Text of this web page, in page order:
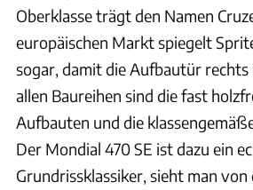
Oberklasse trägt den Namen
europäischen Markt spiegelt
sogar, damit die Aufbautür rechts
allen Baureihen sind die fast
Aufbauten und die
Der Mondial 470 SE ist dazu ein
Grundrissklassiker, sieht man von